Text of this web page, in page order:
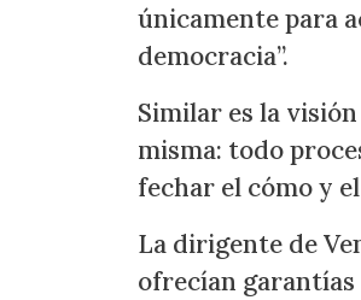
únicamente para
democracia”.
Similar es la
misma: todo
fechar el cómo y
La dirigente de
ofrecían garantías